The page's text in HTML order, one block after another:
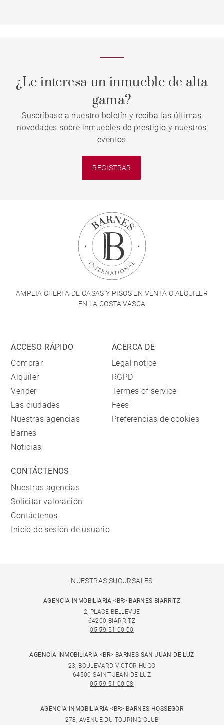
¿Le interesa un inmueble de alta
gama?
Suscríbase a nuestro boletín y reciba las últimas
novedades sobre inmuebles de prestigio y nuestros
eventos
REGISTRAR
AMPLIA OFERTA DE CASAS Y PISOS EN VENTA O ALQUILER
EN LA COSTA VASCA
ACCESO RÁPIDO
Comprar
Alquiler
Vender
Las ciudades
Nuestras agencias
Barnes
Noticias
ACERCA DE
Legal notice
RGPD
Termes of service
Fees
Preferencias de cookies
CONTÁCTENOS
Nuestras agencias
Solicitar valoración
Contáctenos
Inicio de sesión de usuario
NUESTRAS SUCURSALES
AGENCIA INMOBILIARIA <BR> BARNES BIARRITZ
2, PLACE BELLEVUE
64200 BIARRITZ
05 59 51 00 00
AGENCIA INMOBILIARIA <BR> BARNES SAN JUAN DE LUZ
23, BOULEVARD VICTOR HUGO
64500 SAINT-JEAN-DE-LUZ
05 59 51 00 08
AGENCIA INMOBILIARIA <BR> BARNES HOSSEGOR
278, AVENUE DU TOURING CLUB